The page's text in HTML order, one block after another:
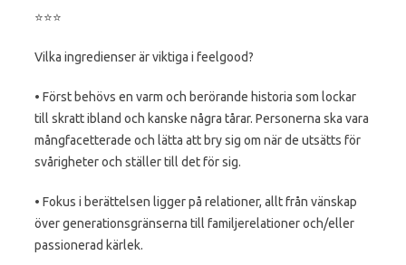
⭐️⭐️⭐️
Vilka ingredienser är viktiga i feelgood?
• Först behövs en varm och berörande historia som lockar
till skratt ibland och kanske några tårar. Personerna ska vara
mångfacetterade och lätta att bry sig om när de utsätts för
svårigheter och ställer till det för sig.
• Fokus i berättelsen ligger på relationer, allt från vänskap
över generationsgränserna till familjerelationer och/eller
passionerad kärlek.